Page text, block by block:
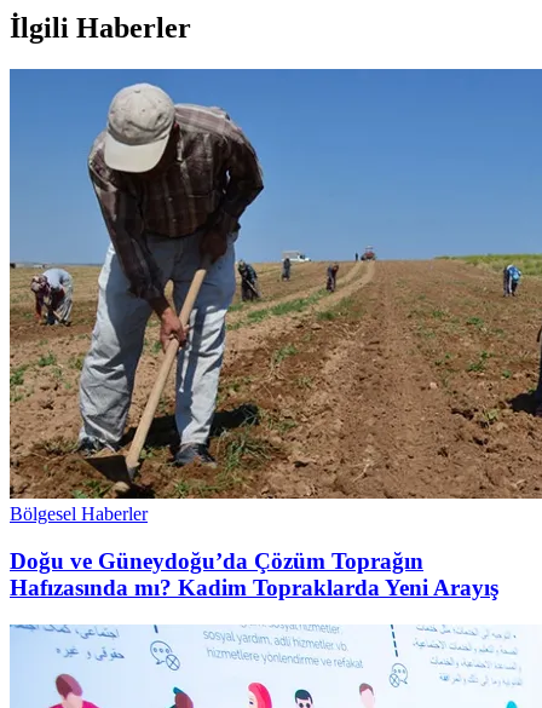
İlgili Haberler
Bölgesel Haberler
Doğu ve Güneydoğu’da Çözüm Toprağın
Hafızasında mı? Kadim Topraklarda Yeni Arayış